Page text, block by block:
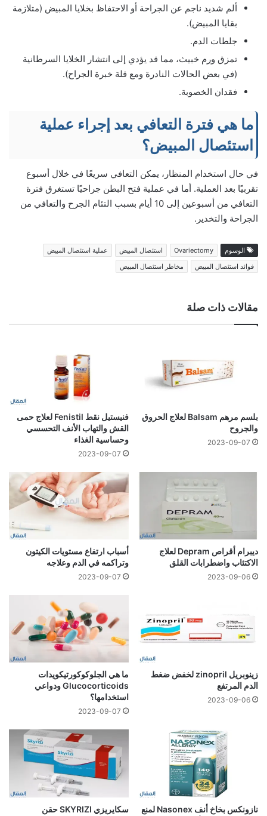
ألم شديد ناجم عن الجراحة أو الاحتفاظ بخلايا المبيض (متلازمة
بقايا المبيض).
جلطات الدم.
تمزق ورم خبيث، مما قد يؤدي إلى انتشار الخلايا السرطانية
(في بعض الحالات النادرة ومع قلة خبرة الجراح).
فقدان الخصوبة.
ما هي فترة التعافي بعد إجراء عملية
استئصال المبيض؟
في حال استخدام المنظار، يمكن التعافي سريعًا في خلال أسبوع
تقربيًا بعد العملية. أما في عملية فتح البطن جراحيًا تستغرق فترة
التعافي من أسبوعين إلى 10 أيام بسبب التئام الجرح والتعافي من
الجراحة والتخدير.
الوسوم Ovariectomy استئصال المبيض
عملية استئصال المبيض
فوائد استئصال المبيض
مخاطر استئصال المبيض
مقالات ذات صلة
بلسم مرهم Balsam لعلاج الحروق
والجروح
2023-09-07
فنيستيل نقط Fenistil لعلاج حمى
القش والتهاب الأنف التحسسي
وحساسية الغذاء
2023-09-07
ديبرام أقراص Depram لعلاج
الاكتئاب واضطرابات القلق
2023-09-06
أسباب ارتفاع مستويات الكيتون
وتراكمه في الدم وعلاجه
2023-09-07
زينوبريل zinopril لخفض ضغط
الدم المرتفع
2023-09-06
ما هي الجلوكوكورتيكويدات
Glucocorticoids ودواعي
استخدامها؟
2023-09-07
نازونكس بخاخ أنف Nasonex لمنع
سكايريزي SKYRIZI حقن